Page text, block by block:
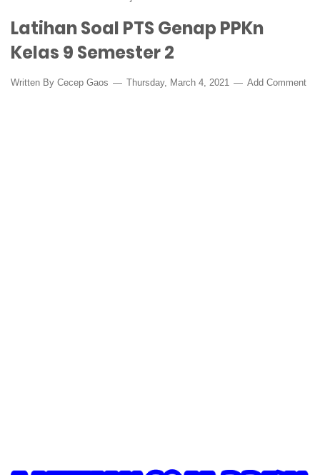
Latihan Soal PTS Genap PPKn
Kelas 9 Semester 2
Written By Cecep Gaos Thursday, March 4, 2021 Add Comment